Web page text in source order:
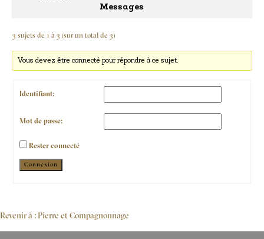
Messages
3 sujets de 1 à 3 (sur un total de 3)
Vous devez être connecté pour répondre à ce sujet.
Identifiant:
Mot de passe:
Rester connecté
Alternative:
Connexion
Revenir à : Pierre et Compagnonnage